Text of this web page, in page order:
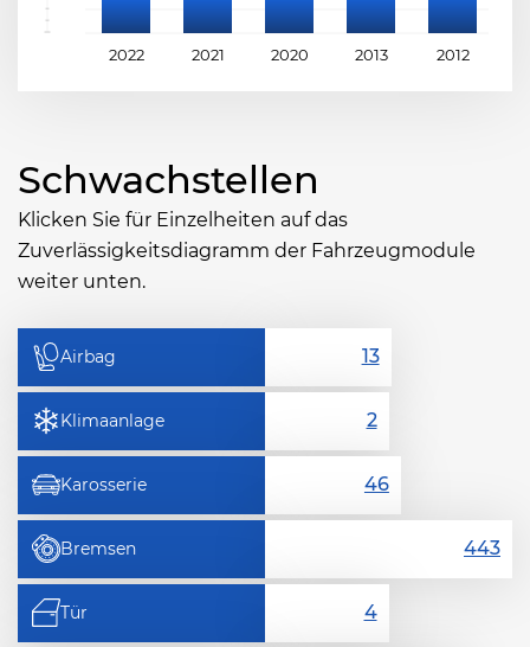
2022 2021 2020 2013 2012
Schwachstellen
Klicken Sie für Einzelheiten auf das
Zuverlässigkeitsdiagramm der Fahrzeugmodule
weiter unten.
Airbag
Klimaanlage
Karosserie
Bremsen
Tür